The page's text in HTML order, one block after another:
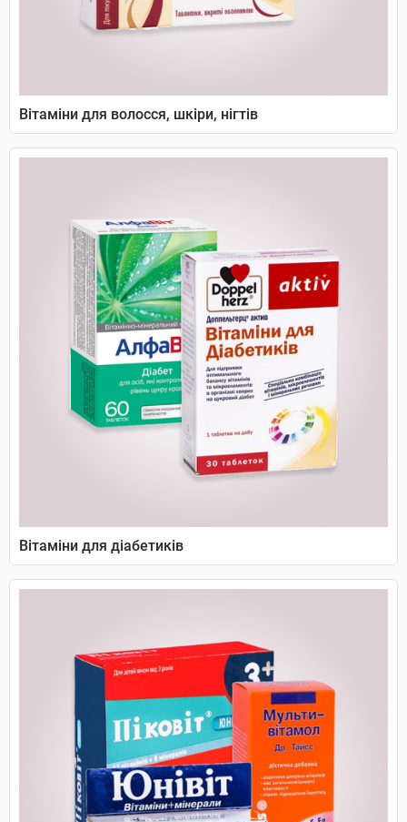
Вітаміни для волосся, шкіри, нігтів
Вітаміни для діабетиків